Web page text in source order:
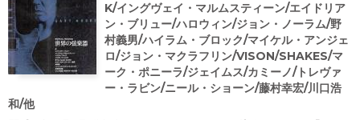
K/イングヴェイ・マルムスティーン/エイドリア
ン・ブリュー/ハロウィン/ジョン・ノーラム/野
村義男/ハイラム・ブロック/マイケル・アンジェ
ロ/ジョン・マクラフリン/VISON/SHAKES/マ
ーク・ポニーラ/ジェイムス/カミーノ/トレヴァ
ー・ラビン/ニール・ショーン/藤村幸宏/川口浩
和/他